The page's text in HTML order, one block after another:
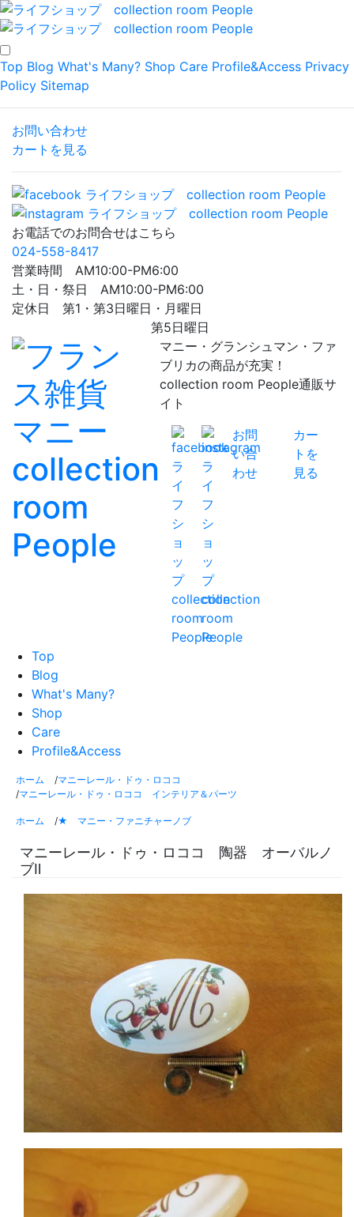
Top Blog What's Many? Shop Care Profile&Access Privacy
Policy Sitemap
お問い合わせ
カートを見る
お電話でのお問合せはこちら
024-558-8417
営業時間 AM10:00-PM6:00
土・日・祭日 AM10:00-PM6:00
定休日 第1・第3日曜日・月曜日
第5日曜日
マニー・グランシュマン・ファ
ブリカの商品が充実！
collection room People通販サ
イト
お問
い合
わせ
カー
トを
見る
Top
Blog
What's Many?
Shop
Care
Profile&Access
ホーム /マニーレール・ドゥ・ロココ
/マニーレール・ドゥ・ロココ インテリア＆パーツ
ホーム /★ マニー・ファニチャーノブ
マニーレール・ドゥ・ロココ 陶器 オーバルノ
ブⅡ